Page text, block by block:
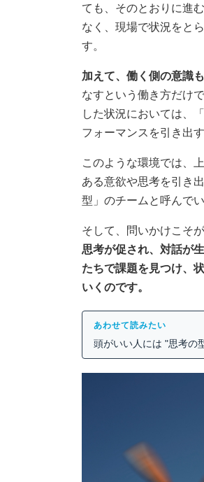
ても、そのとおりに進
なく、現場で状況をと
す。
加えて、働く側の意識
なすという働き方だけ
した状況においては、
フォーマンスを引き出
このような環境では、
ある意欲や思考を引き
型」のチームと呼んでい
そして、問いかけこそ
思考が促され、対話が
たちで課題を見つけ、
いくのです。
あわせて読みたい
頭がいい人には "思考の